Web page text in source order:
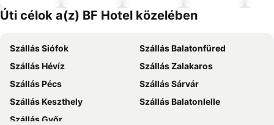
Úti célok a(z) BF Hotel közelében
Szállás Siófok
Szállás Balatonfüred
Szállás Hévíz
Szállás Zalakaros
Szállás Pécs
Szállás Sárvár
Szállás Keszthely
Szállás Balatonlelle
Szállás Győr